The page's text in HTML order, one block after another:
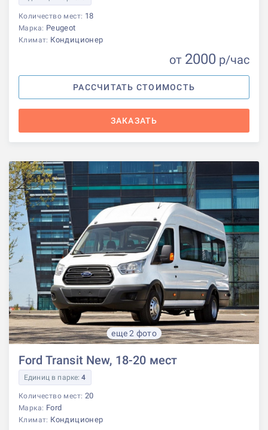
Количество мест: 18
Марка: Peugeot
Климат: Кондиционер
от 2000 р/час
РАССЧИТАТЬ СТОИМОСТЬ
ЗАКАЗАТЬ
еще 2 фото
Ford Transit New, 18-20 мест
Единиц в парке:4
Количество мест: 20
Марка: Ford
Климат: Кондиционер